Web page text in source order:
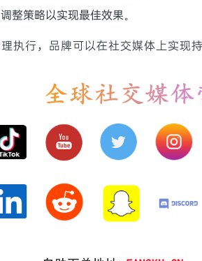
整策略以实现最佳效果。
执行，品牌可以在社交媒体上实现